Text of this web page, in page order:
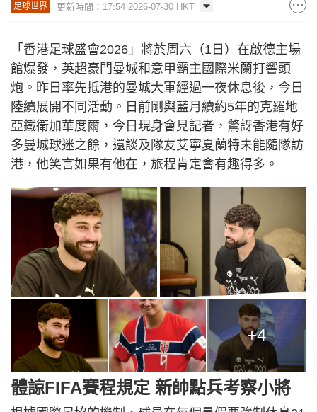
足球世界 更新時間：17:54 2026-07-30 HKT
「香港足球盛會2026」將於周六（1日）在啟德主場
館爆發，英超豪門曼城和意甲霸主國際米蘭打響頭
炮。昨日率先抵港的曼城大軍經過一夜休息後，今日
陸續展開不同活動。日前剛與藍月續約5年的克羅地
亞鐵衛加華度爾，今日現身會見記者，驚訝香港有好
多曼城球迷之餘，還談及隊友艾寧夏蘭特未能隨隊訪
港，他笑言如果有他在，旅程肯定會有趣得多。
+4
體諒FIFA賽程規定 新帥點兵考察小將